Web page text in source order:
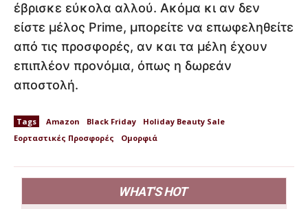
έβρισκε εύκολα αλλού. Ακόμα κι αν δεν
είστε μέλος Prime, μπορείτε να επωφεληθείτε
από τις προσφορές, αν και τα μέλη έχουν
επιπλέον προνόμια, όπως η δωρεάν
αποστολή.
Tags Amazon Black Friday
Holiday Beauty Sale
Εορταστικές Προσφορές
Ομορφιά
WHAT'S HOT